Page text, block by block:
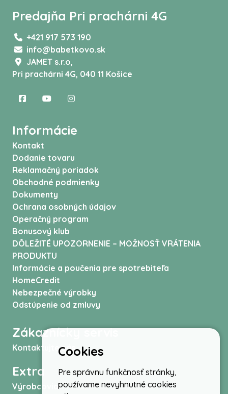
Predajňa Pri prachárni 4G
+421 917 573 190
info@babetkovo.sk
JAMET s.r.o,
Pri prachárni 4G, 040 11 Košice
Informácie
Kontakt
Dodanie tovaru
Reklamačný poriadok
Obchodné podmienky
Dokumenty
Ochrana osobných údajov
Operačný program
Bonusový klub
DÔLEŽITÉ UPOZORNENIE – MOŽNOSŤ VRÁTENIA
PRODUKTU
Informácie a poučenia pre spotrebiteľa
HomeCredit
Nebezpečné výrobky
Odstúpenie od zmluvy
Zákaznícky servis
Kontaktujte nás
Extra
Výrobcovia
Cookies
Pre správnu funkčnosť stránky,
používame nevyhnutné cookies